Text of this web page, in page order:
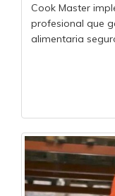
Cook Master
profesional que
alimentaria